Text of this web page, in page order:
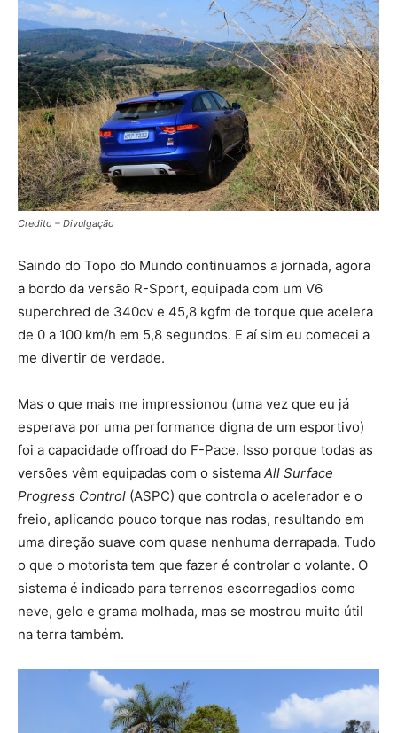
Credito – Divulgação
Saindo do Topo do Mundo continuamos a jornada, agora
a bordo da versão R-Sport, equipada com um V6
superchred de 340cv e 45,8 kgfm de torque que acelera
de 0 a 100 km/h em 5,8 segundos. E aí sim eu comecei a
me divertir de verdade.
Mas o que mais me impressionou (uma vez que eu já
esperava por uma performance digna de um esportivo)
foi a capacidade offroad do F-Pace. Isso porque todas as
versões vêm equipadas com o sistema All Surface
Progress Control (ASPC) que controla o acelerador e o
freio, aplicando pouco torque nas rodas, resultando em
uma direção suave com quase nenhuma derrapada. Tudo
o que o motorista tem que fazer é controlar o volante. O
sistema é indicado para terrenos escorregadios como
neve, gelo e grama molhada, mas se mostrou muito útil
na terra também.